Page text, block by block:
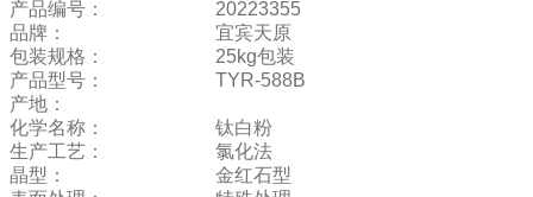
产品编号：
20223355
品牌：
宜宾天原
包装规格：
25kg包装
产品型号：
TYR-588B
产地：
化学名称：
钛白粉
生产工艺：
氯化法
晶型：
金红石型